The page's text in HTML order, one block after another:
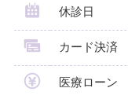
休診日
カード決済
医療ローン